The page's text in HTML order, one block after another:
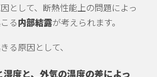
として、断熱性能上の問題によっ
る内部結露が考えられます。
る原因として、
度と、外気の温度の差によっ